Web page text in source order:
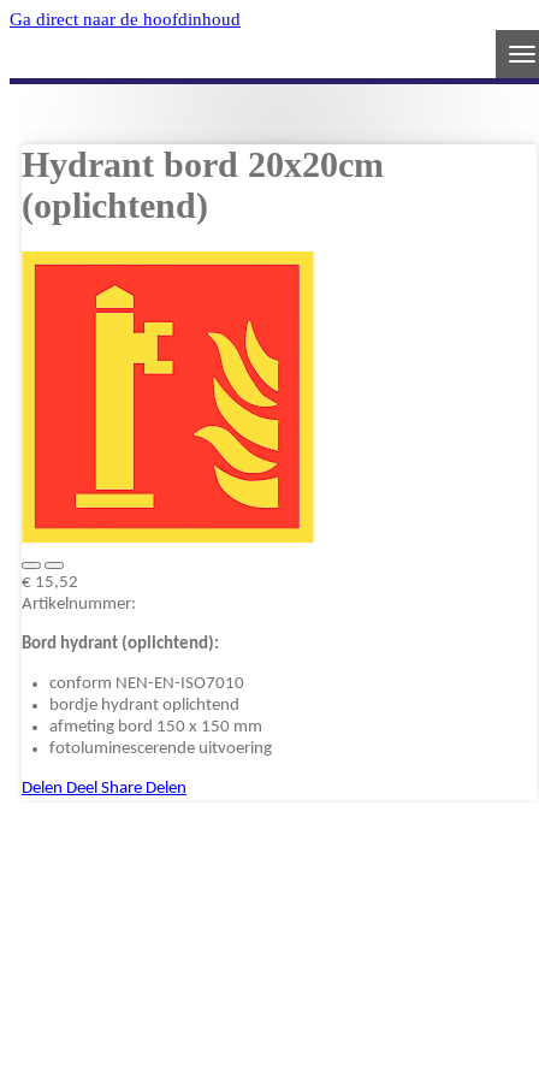
Ga direct naar de hoofdinhoud
Hydrant bord 20x20cm
(oplichtend)
€ 15,52
Artikelnummer:
Bord hydrant (oplichtend):
conform NEN-EN-ISO7010
bordje hydrant oplichtend
afmeting bord 150 x 150 mm
fotoluminescerende uitvoering
Delen Deel Share Delen